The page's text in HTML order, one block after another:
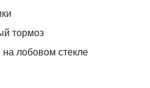
тормоз
лобовом стекле